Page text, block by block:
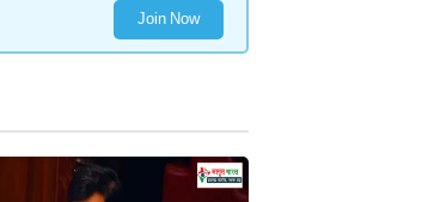
Join Now